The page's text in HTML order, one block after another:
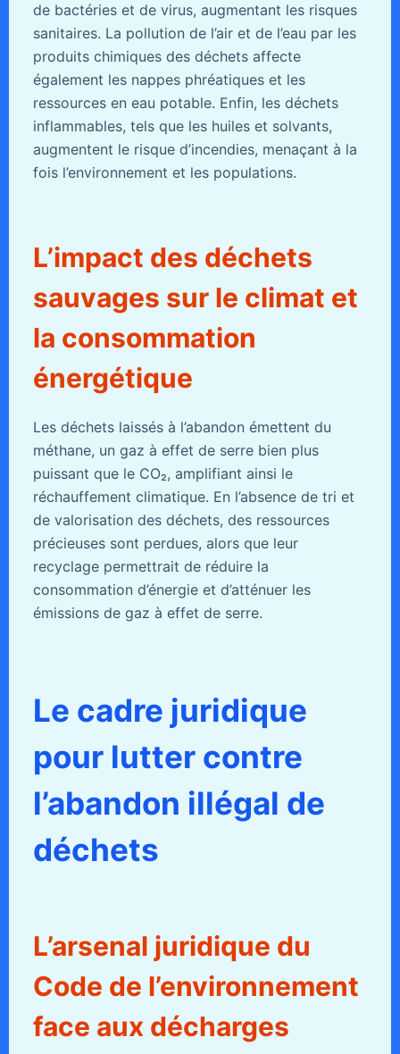
de bactéries et de virus, augmentant les risques
sanitaires. La pollution de l’air et de l’eau par les
produits chimiques des déchets affecte
également les nappes phréatiques et les
ressources en eau potable. Enfin, les déchets
inflammables, tels que les huiles et solvants,
augmentent le risque d’incendies, menaçant à la
fois l’environnement et les populations.
L’impact des déchets
sauvages sur le climat et
la consommation
énergétique
Les déchets laissés à l’abandon émettent du
méthane, un gaz à effet de serre bien plus
puissant que le CO₂, amplifiant ainsi le
réchauffement climatique. En l’absence de tri et
de valorisation des déchets, des ressources
précieuses sont perdues, alors que leur
recyclage permettrait de réduire la
consommation d’énergie et d’atténuer les
émissions de gaz à effet de serre.
Le cadre juridique
pour lutter contre
l’abandon illégal de
déchets
L’arsenal juridique du
Code de l’environnement
face aux décharges